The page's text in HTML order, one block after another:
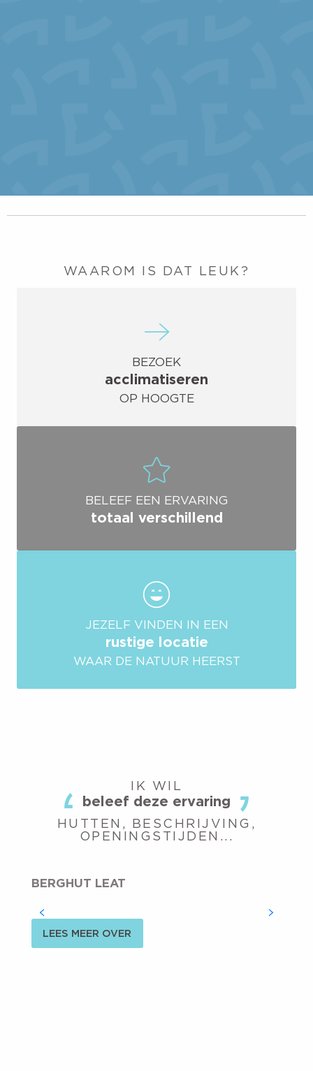
WAAROM IS DAT LEUK?
BEZOEK
acclimatiseren
OP HOOGTE
BELEEF EEN ERVARING
totaal verschillend
JEZELF VINDEN IN EEN
rustige locatie
WAAR DE NATUUR HEERST
IK WIL
beleef deze ervaring
HUTTEN, BESCHRIJVING,
OPENINGSTIJDEN...
BERGHUT LEAT
LEES MEER OVER